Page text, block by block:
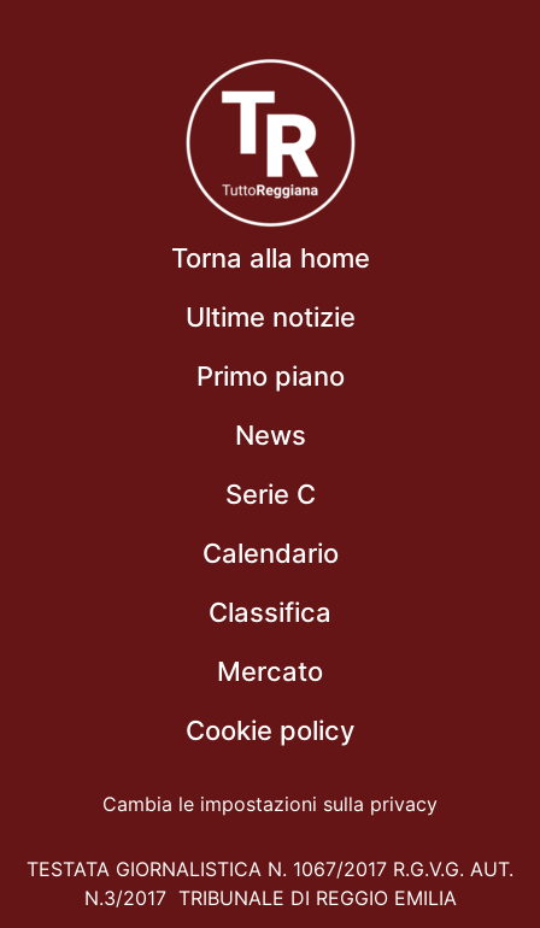
Torna alla home
Ultime notizie
Primo piano
News
Serie C
Calendario
Classifica
Mercato
Cookie policy
Cambia le impostazioni sulla privacy
TESTATA GIORNALISTICA N. 1067/2017 R.G.V.G. AUT.
N.3/2017 TRIBUNALE DI REGGIO EMILIA